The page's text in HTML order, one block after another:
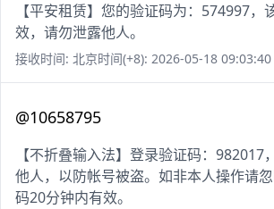
【平安租赁】您的验证码为：574997，
效，请勿泄露他人。
接收时间: 北京时间(+8): 2026-05-18 09:03:40
@10658795
【不折叠输入法】登录验证码：982017
他人，以防帐号被盗。如非本人操作请
码20分钟内有效。